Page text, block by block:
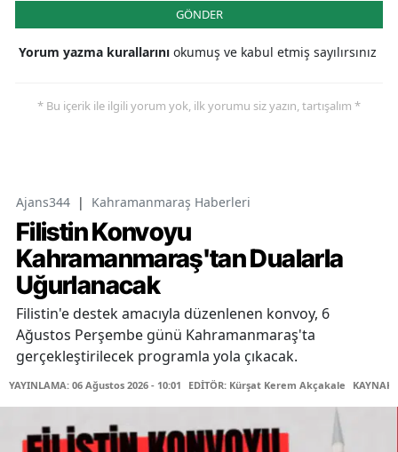
GÖNDER
Yorum yazma kurallarını okumuş ve kabul etmiş sayılırsınız
* Bu içerik ile ilgili yorum yok, ilk yorumu siz yazın, tartışalım *
Ajans344 | Kahramanmaraş Haberleri
Filistin Konvoyu
Kahramanmaraş'tan Dualarla
Uğurlanacak
Filistin'e destek amacıyla düzenlenen konvoy, 6
Ağustos Perşembe günü Kahramanmaraş'ta
gerçekleştirilecek programla yola çıkacak.
YAYINLAMA: 06 Ağustos 2026 - 10:01 EDİTÖR: Kürşat Kerem Akçakale